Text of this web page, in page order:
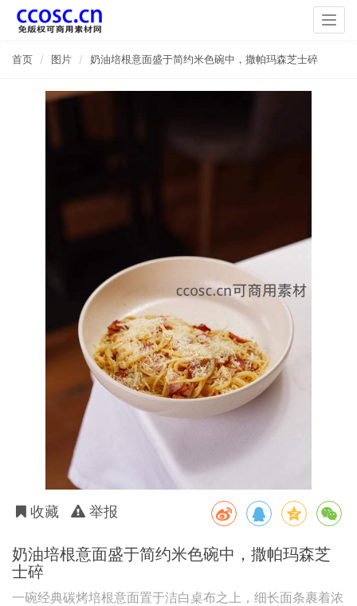
首页 图片 奶油培根意面盛于简约米色碗中，撒帕玛森芝士碎
收藏 举报
奶油培根意面盛于简约米色碗中，撒帕玛森芝
士碎
一碗经典碳烤培根意面置于洁白桌布之上，细长面条裹着浓